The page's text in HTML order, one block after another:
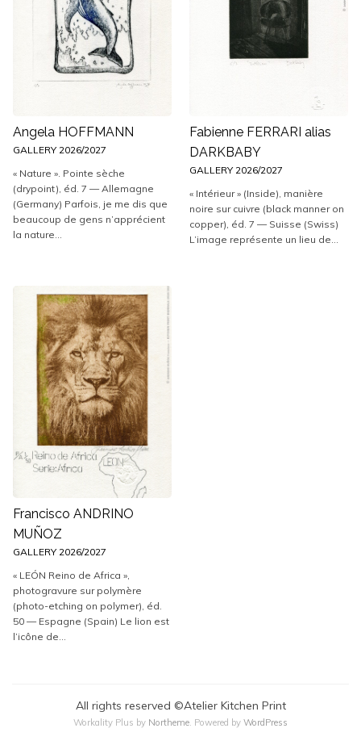
Angela HOFFMANN
GALLERY 2026/2027
« Nature ». Pointe sèche
(drypoint), éd. 7 — Allemagne
(Germany) Parfois, je me dis que
beaucoup de gens n’apprécient
la nature...
Fabienne FERRARI alias
DARKBABY
GALLERY 2026/2027
« Intérieur » (Inside), manière
noire sur cuivre (black manner on
copper), éd. 7 — Suisse (Swiss)
L’image représente un lieu de...
Francisco ANDRINO
MUÑOZ
GALLERY 2026/2027
« LEÓN Reino de Africa »,
photogravure sur polymère
(photo-etching on polymer), éd.
50 — Espagne (Spain) Le lion est
l’icône de...
All rights reserved ©Atelier Kitchen Print
Workality Plus by Northeme Powered by WordPress